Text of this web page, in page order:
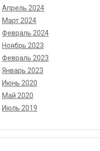
Апрель 2024
Март 2024
Февраль 2024
Ноябрь 2023
Февраль 2023
Январь 2023
Июнь 2020
Май 2020
Июль 2019